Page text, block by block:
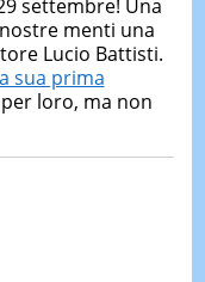
in ottica SEO e
attraverso
settembre! Una
menti una
Lucio Battisti.
sua prima
loro, ma non